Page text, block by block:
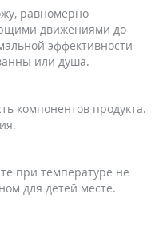
равномерно
движениями до
эффективности
или душа.
компонентов продукта.
при температуре не
для детей месте.